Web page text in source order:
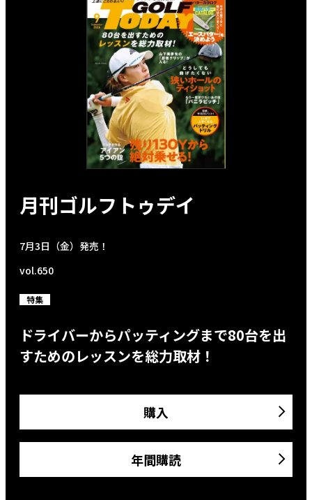
月刊ゴルフトゥデイ
7月3日（金）発売！
vol.650
特集
ドライバーからパッティングまで80台を出
すためのレッスンを総力取材！
購入
年間購読